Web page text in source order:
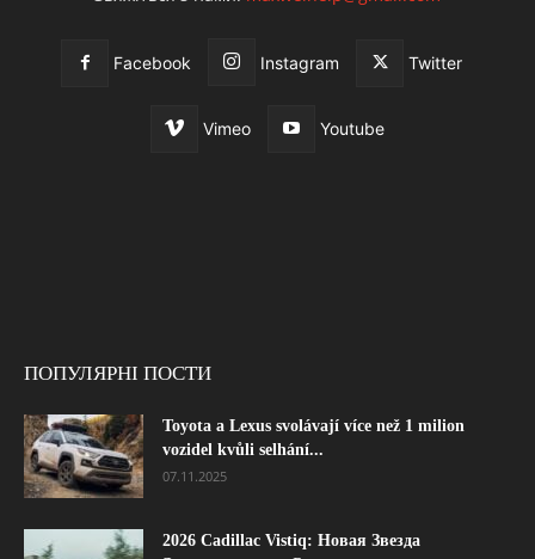
Facebook Instagram Twitter
Vimeo Youtube
ПОПУЛЯРНІ ПОСТИ
Toyota a Lexus svolávají více než 1 milion
vozidel kvůli selhání...
07.11.2025
2026 Cadillac Vistiq: Новая Звезда